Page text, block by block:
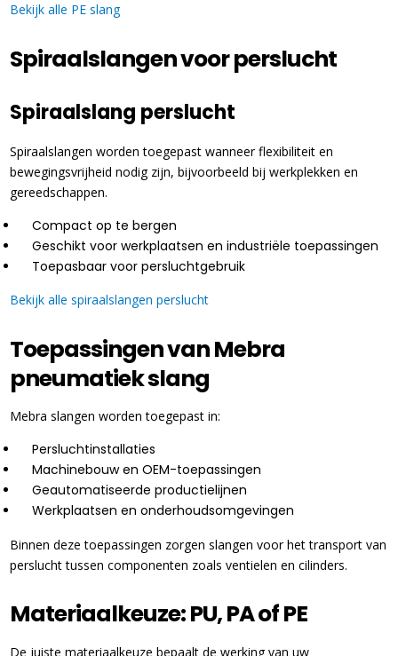
Bekijk alle PE slang
Spiraalslangen voor perslucht
Spiraalslang perslucht
Spiraalslangen worden toegepast wanneer flexibiliteit en
bewegingsvrijheid nodig zijn, bijvoorbeeld bij werkplekken en
gereedschappen.
Compact op te bergen
Geschikt voor werkplaatsen en industriële toepassingen
Toepasbaar voor persluchtgebruik
Bekijk alle spiraalslangen perslucht
Toepassingen van Mebra
pneumatiek slang
Mebra slangen worden toegepast in:
Persluchtinstallaties
Machinebouw en OEM-toepassingen
Geautomatiseerde productielijnen
Werkplaatsen en onderhoudsomgevingen
Binnen deze toepassingen zorgen slangen voor het transport van
perslucht tussen componenten zoals ventielen en cilinders.
Materiaalkeuze: PU, PA of PE
De juiste materiaalkeuze bepaalt de werking van uw